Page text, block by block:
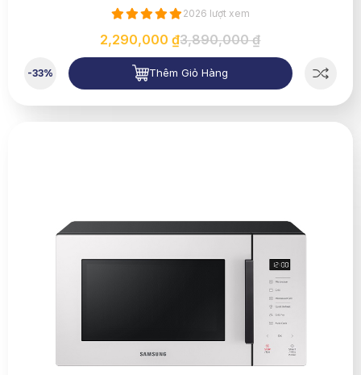
2026 lượt xem
2,290,000 ₫3,890,000 ₫
-33% Thêm Giỏ Hàng